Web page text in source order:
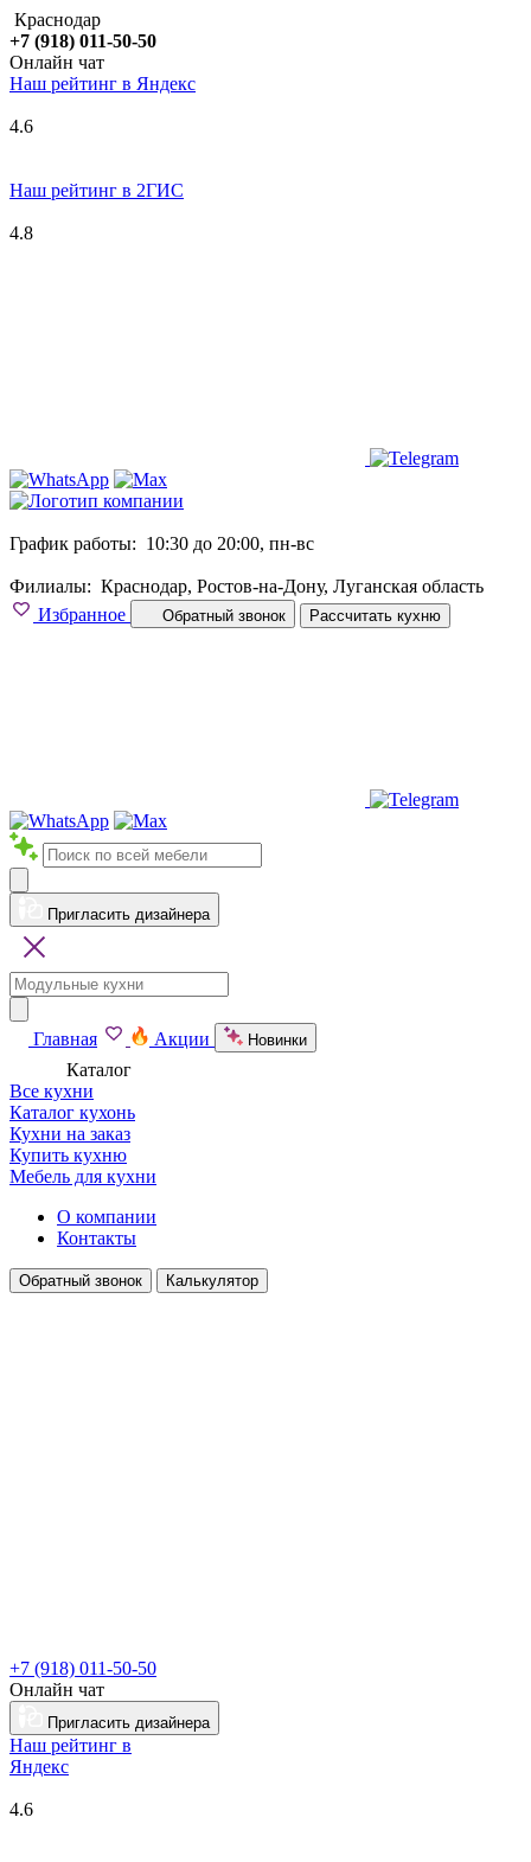
Краснодар
+7 (918) 011-50-50
Онлайн чат
Наш рейтинг в Яндекс
4.6
Наш рейтинг в 2ГИС
4.8
График работы: 10:30 до 20:00, пн-вс
Филиалы: Краснодар, Ростов-на-Дону, Луганская область
Избранное
Обратный звонок Рассчитать кухню
Пригласить дизайнера
Главная Акции Новинки
Каталог
Все кухни
Каталог кухонь
Кухни на заказ
Купить кухню
Мебель для кухни
О компании
Контакты
Обратный звонок Калькулятор
+7 (918) 011-50-50
Онлайн чат
Пригласить дизайнера
Наш рейтинг в
Яндекс
4.6